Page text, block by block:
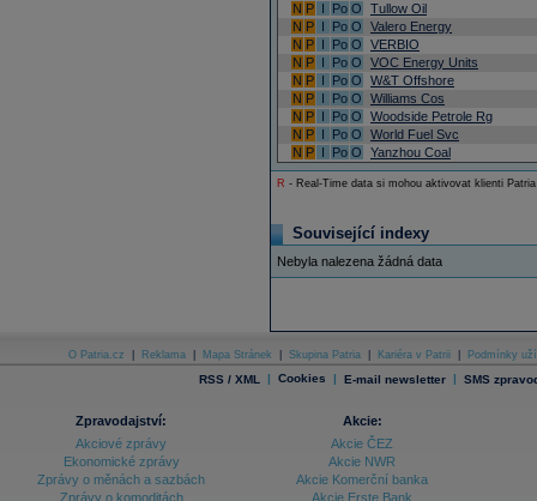
N P I Po O
Tullow Oil
N P I Po O
Valero Energy
N P I Po O
VERBIO
N P I Po O
VOC Energy Units
N P I Po O
W&T Offshore
N P I Po O
Williams Cos
N P I Po O
Woodside Petrole Rg
N P I Po O
World Fuel Svc
N P I Po O Yanzhou Coal
R - Real-Time data si mohou aktivovat klienti
Související indexy
Nebyla nalezena žádná data
O Patria.cz Reklama Mapa Stránek Skupina Patria Kariéra v Patrii Podmínky
RSS / XML | Cookies | E-mail newsletter | SMS
Zpravodajství:
Akciové zprávy
Ekonomické zprávy
Zprávy o měnách a sazbách
Zprávy o komoditách
Akcie:
Akcie ČEZ
Akcie NWR
Akcie Komerční banka
Akcie Erste Bank